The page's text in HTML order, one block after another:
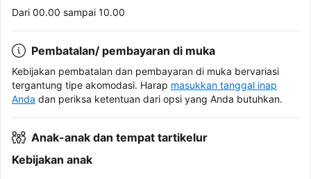
Dari 00.00 sampai 10.00
Pembatalan/ pembayaran di muka
Kebijakan pembatalan dan pembayaran di muka bervariasi
tergantung tipe akomodasi. Harap masukkan tanggal inap
Anda dan periksa ketentuan dari opsi yang Anda butuhkan.
Anak-anak dan tempat tartikelur
Kebijakan anak